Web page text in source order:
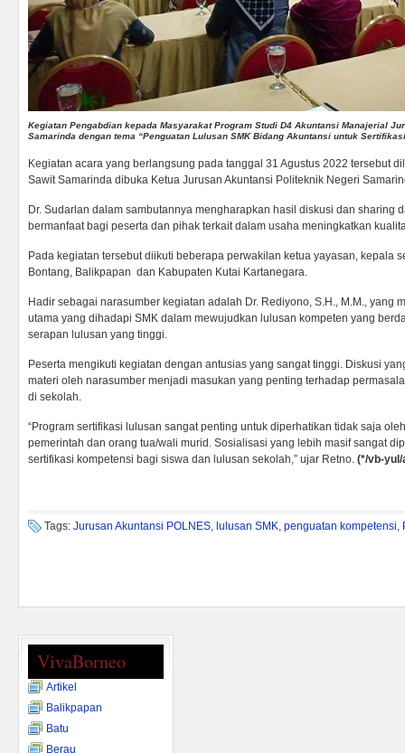
Kegiatan Pengabdian kepada Masyarakat Program Studi D4 Akuntansi Manajerial
Samarinda dengan tema “Penguatan Lulusan SMK Bidang Akuntansi untuk
Kegiatan acara yang berlangsung pada tanggal 31 Agustus 2022 tersebut
Sawit Samarinda dibuka Ketua Jurusan Akuntansi Politeknik Negeri
Dr. Sudarlan dalam sambutannya mengharapkan hasil diskusi dan sharing
bermanfaat bagi peserta dan pihak terkait dalam usaha meningkatkan
Pada kegiatan tersebut diikuti beberapa perwakilan ketua yayasan, kepala
Bontang, Balikpapan dan Kabupaten Kutai Kartanegara.
Hadir sebagai narasumber kegiatan adalah Dr. Rediyono, S.H., M.M., yang
utama yang dihadapi SMK dalam mewujudkan lulusan kompeten yang
serapan lulusan yang tinggi.
Peserta mengikuti kegiatan dengan antusias yang sangat tinggi. Diskusi
materi oleh narasumber menjadi masukan yang penting terhadap
di sekolah.
“Program sertifikasi lulusan sangat penting untuk diperhatikan tidak saja
pemerintah dan orang tua/wali murid. Sosialisasi yang lebih masif sangat
sertifikasi kompetensi bagi siswa dan lulusan sekolah,” ujar Retno. (*/vb-yul/
Tags: Jurusan Akuntansi POLNES, lulusan SMK, penguatan kompetensi,
VivaBorneo
Artikel
Balikpapan
Batu
Berau